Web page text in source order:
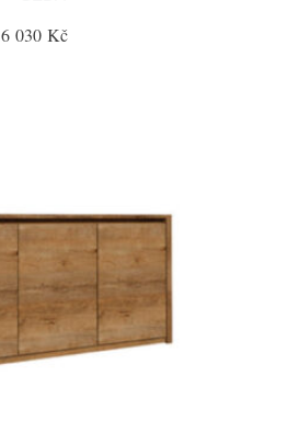
6 030 Kč